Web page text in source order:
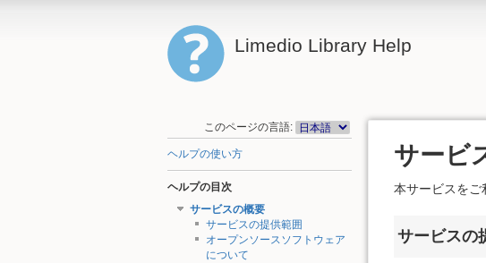
Limedio Library Help
このページの言語:
ヘルプの使い方
ヘルプの目次
サービスの概要
サービスの提供範囲
オープンソースソフトウェア
について
サービ
本サービスをご
サービスの